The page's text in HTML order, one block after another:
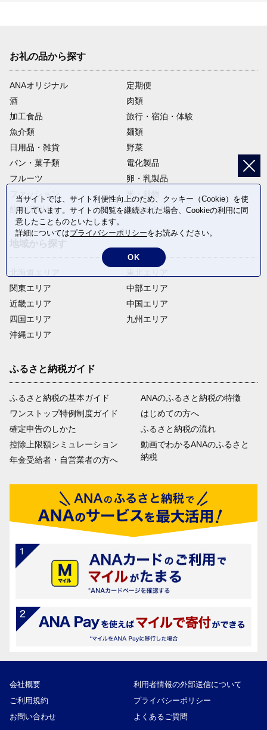
お礼の品から探す
ANAオリジナル
定期便
酒
肉類
加工食品
旅行・宿泊・体験
魚介類
麺類
日用品・雑貨
野菜
パン・菓子類
電化製品
フルーツ
卵・乳製品
ファッション
米・穀物
飲料(酒以外)
返礼品なし
関東エリア
近畿エリア
四国エリア
沖縄エリア
中部エリア
中国エリア
九州エリア
ふるさと納税ガイド
ふるさと納税の基本ガイド
ワンストップ特例制度ガイド
確定申告のしかた
控除上限額シミュレーション
年金受給者・自営業者の方へ
ANAのふるさと納税の特徴
はじめての方へ
ふるさと納税の流れ
動画でわかるANAのふるさと
納税
会社概要
利用者情報の外部送信について
ご利用規約
プライバシーポリシー
お問い合わせ
よくあるご質問
当サイトでは、サイト利便性向上のため、クッキー（Cookie）を使
用しています。サイトの閲覧を継続された場合、Cookieの利用に同
意したことものといたします。
詳細についてはプライバシーポリシーをお読みください。
OK